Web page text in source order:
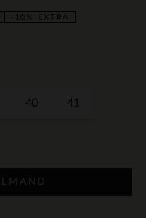
-10% EXTRA
40 41